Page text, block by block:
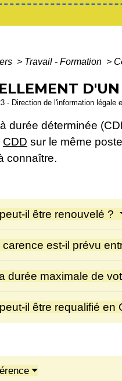
> Travail - Formation >
- Direction de l'information légale
durée déterminée
CDD sur le même
connaître.
il être renouvelé ?
est-il prévu
durée maximale de
il être requalifié en